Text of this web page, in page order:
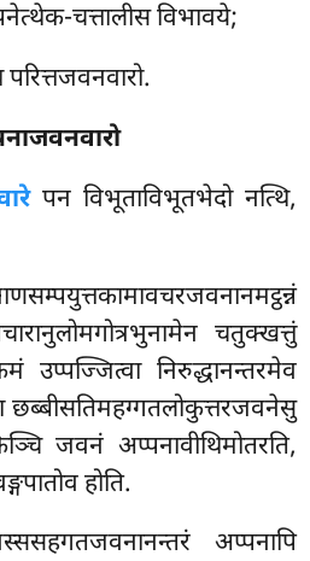
चत्तालीस विभावये;
पन विभूताविभूतभेदो नत्थि,
चतुक्खत्तुं
उप्पज्जित्वा निरुद्धानन्तरमेव
जवनं अप्पनावीथिमोतरति,
होति.
अप्पनापि